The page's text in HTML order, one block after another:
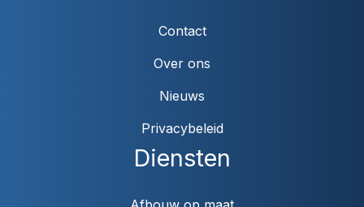
Diensten
Contact
Over ons
Nieuws
Privacybeleid